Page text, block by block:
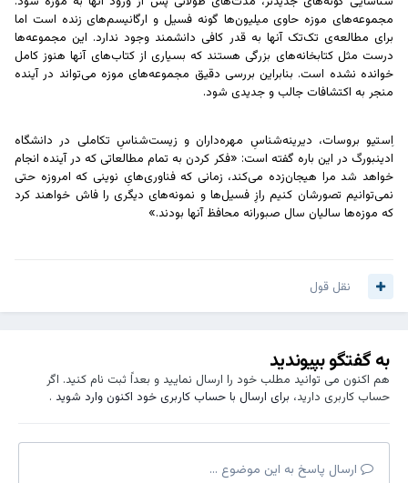
مجموعه‌های موزه‌ حاوی میلیون‌ها گونه فسیل و ارگانیسم‌های زنده است اما
برای مطالعه‌ی تک‌تک آنها به قدر کافی دانشمند وجود ندارد. این مجموعه‌ها
درست مثل کتابخانه‌های بزرگی هستند که بسیاری از کتاب‌های آنها هنوز کامل
خوانده نشده است. بنابراین بررسی دقیق مجموعه‌های موزه می‌تواند در آینده
منجر به اکتشافات جالب و جدیدی شود.
اِستیو بروسات، دیرینه‌شناسِ مهره‌داران و زیست‌شناسِ تکاملی در دانشگاه
ادینبورگ در این باره گفته است: «فکر کردن به تمام مطالعاتی که در آینده انجام
خواهد شد مرا هیجان‌زده می‌کند، زمانی که فناوری‌هایِ نوینی که امروزه حتی
نمی‌توانیم تصورشان کنیم رازِ فسیل‌ها و نمونه‌های دیگری را فاش خواهند کرد
که موزه‌ها سالیان سال صبورانه محافظ آنها بودند.»
نقل قول
به گفتگو بپیوندید
هم اکنون می توانید مطلب خود را ارسال نمایید و بعداً ثبت نام کنید. اگر
حساب کاربری دارید، برای ارسال با حساب کاربری خود اکنون وارد شوید.
ارسال پاسخ به این موضوع ...